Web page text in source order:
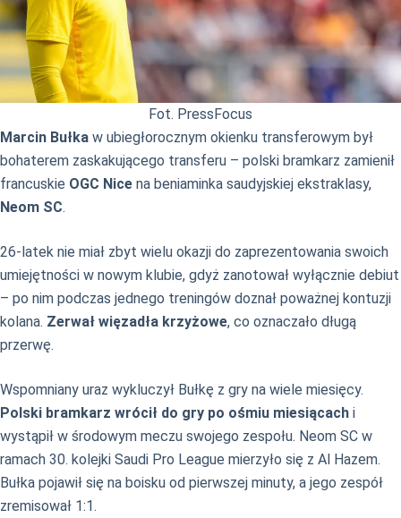
Fot. PressFocus
Marcin Bułka w ubiegłorocznym okienku transferowym był
bohaterem zaskakującego transferu – polski bramkarz zamienił
francuskie OGC Nice na beniaminka saudyjskiej ekstraklasy,
Neom SC.
26-latek nie miał zbyt wielu okazji do zaprezentowania swoich
umiejętności w nowym klubie, gdyż zanotował wyłącznie debiut
– po nim podczas jednego treningów doznał poważnej kontuzji
kolana. Zerwał więzadła krzyżowe, co oznaczało długą
przerwę.
Wspomniany uraz wykluczył Bułkę z gry na wiele miesięcy.
Polski bramkarz wrócił do gry po ośmiu miesiącach i
wystąpił w środowym meczu swojego zespołu. Neom SC w
ramach 30. kolejki Saudi Pro League mierzyło się z Al Hazem.
Bułka pojawił się na boisku od pierwszej minuty, a jego zespół
zremisował 1:1.